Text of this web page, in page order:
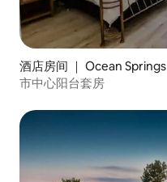
酒店房间 ｜ Ocean Springs
市中心阳台套房